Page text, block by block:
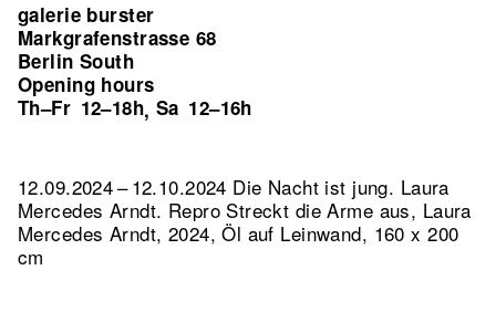
galerie burster
Markgrafenstrasse 68
Berlin South
Opening hours
Th–Fr 12–18h, Sa 12–16h
12.09.2024 – 12.10.2024 Die Nacht ist jung. Laura
Mercedes Arndt. Repro Streckt die Arme aus, Laura
Mercedes Arndt, 2024, Öl auf Leinwand, 160 x 200
cm